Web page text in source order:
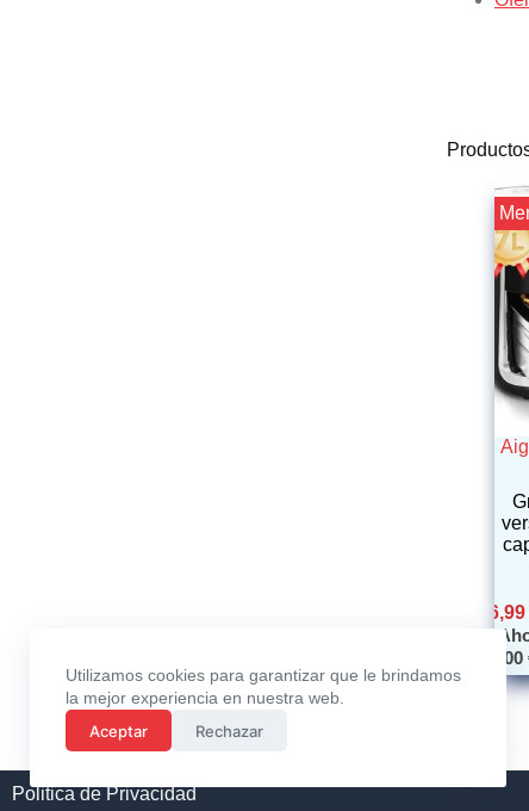
Utilizamos cookies para garantizar que le brindamos
la mejor experiencia en nuestra web.
Aceptar
Rechazar
¡¡
56,99
3,00
Politica de Privacidad